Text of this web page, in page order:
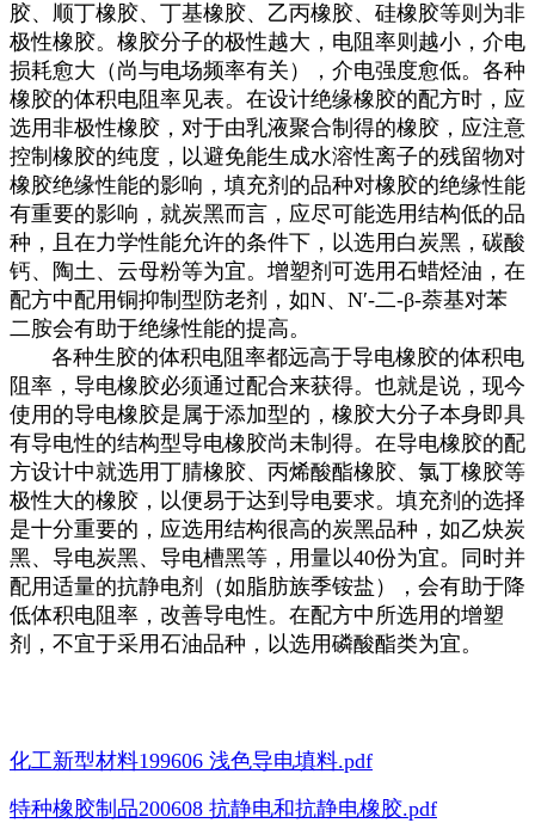
胶、顺丁橡胶、丁基橡胶、乙丙橡胶、硅橡胶等则为非
极性橡胶。橡胶分子的极性越大，电阻率则越小，介电
损耗愈大（尚与电场频率有关），介电强度愈低。各种
橡胶的体积电阻率见表。在设计绝缘橡胶的配方时，应
选用非极性橡胶，对于由乳液聚合制得的橡胶，应注意
控制橡胶的纯度，以避免能生成水溶性离子的残留物对
橡胶绝缘性能的影响，填充剂的品种对橡胶的绝缘性能
有重要的影响，就炭黑而言，应尽可能选用结构低的品
种，且在力学性能允许的条件下，以选用白炭黑，碳酸
钙、陶土、云母粉等为宜。增塑剂可选用石蜡烃油，在
配方中配用铜抑制型防老剂，如N、N′-二-β-萘基对苯
二胺会有助于绝缘性能的提高。
各种生胶的体积电阻率都远高于导电橡胶的体积电
阻率，导电橡胶必须通过配合来获得。也就是说，现今
使用的导电橡胶是属于添加型的，橡胶大分子本身即具
有导电性的结构型导电橡胶尚未制得。在导电橡胶的配
方设计中就选用丁腈橡胶、丙烯酸酯橡胶、氯丁橡胶等
极性大的橡胶，以便易于达到导电要求。填充剂的选择
是十分重要的，应选用结构很高的炭黑品种，如乙炔炭
黑、导电炭黑、导电槽黑等，用量以40份为宜。同时并
配用适量的抗静电剂（如脂肪族季铵盐），会有助于降
低体积电阻率，改善导电性。在配方中所选用的增塑
剂，不宜于采用石油品种，以选用磷酸酯类为宜。
化工新型材料199606 浅色导电填料.pdf
特种橡胶制品200608 抗静电和抗静电橡胶.pdf